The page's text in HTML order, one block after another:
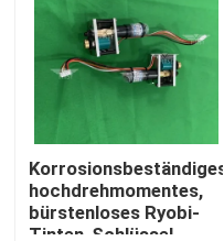
Korrosionsbeständiges,
hochdrehmomentes,
bürstenloses Ryobi-
Tinten-Schlüssel-